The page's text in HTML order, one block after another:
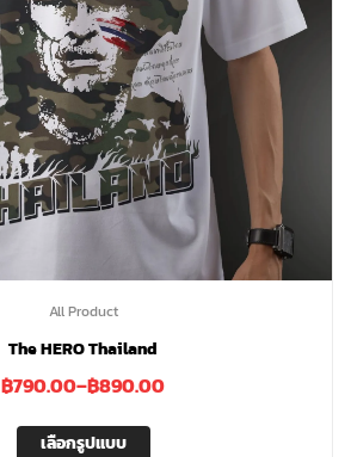
All Product
The HERO Thailand
฿790.00–฿890.00
เลือกรูปแบบ